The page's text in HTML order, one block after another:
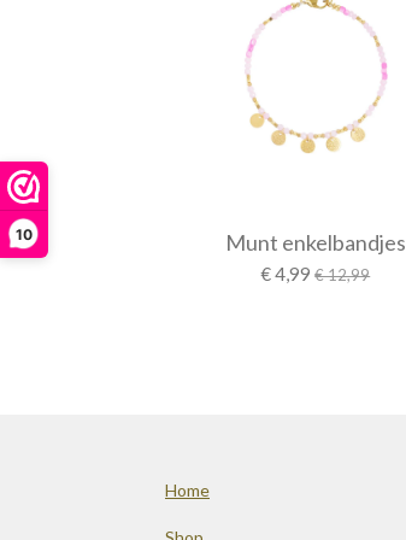
10 Munt enkelbandjes
€ 4,99 € 12,99
Home